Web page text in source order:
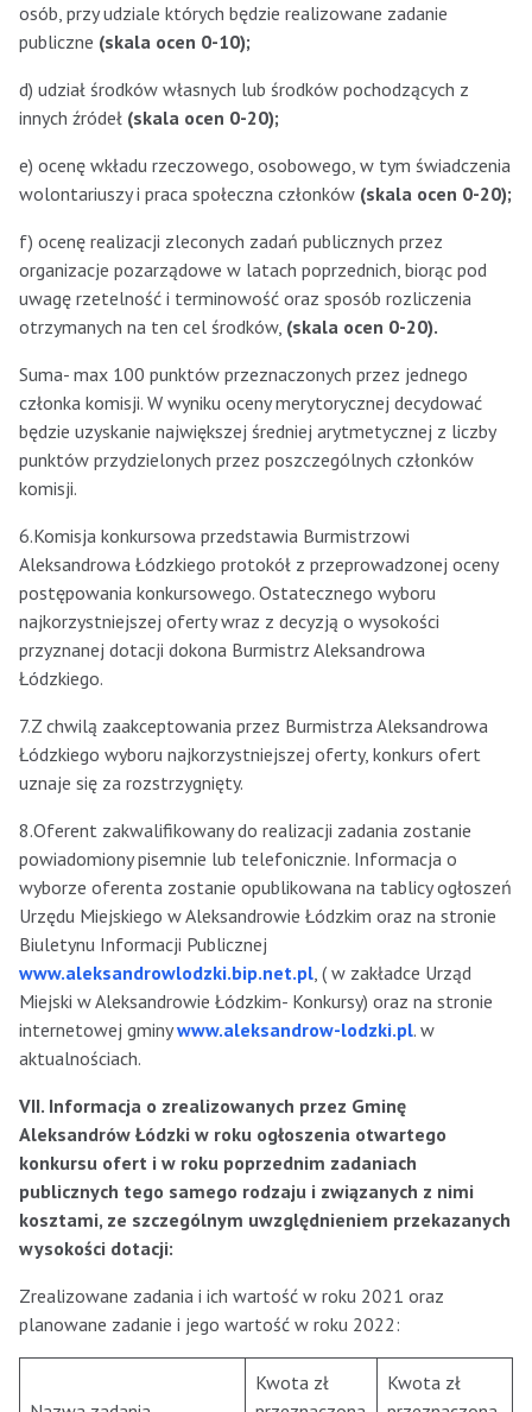
osób, przy udziale których będzie realizowane zadanie
publiczne (skala ocen 0-10);
d) udział środków własnych lub środków pochodzących z
innych źródeł (skala ocen 0-20);
e) ocenę wkładu rzeczowego, osobowego, w tym świadczenia
wolontariuszy i praca społeczna członków (skala ocen 0-20);
f) ocenę realizacji zleconych zadań publicznych przez
organizacje pozarządowe w latach poprzednich, biorąc pod
uwagę rzetelność i terminowość oraz sposób rozliczenia
otrzymanych na ten cel środków, (skala ocen 0-20).
Suma- max 100 punktów przeznaczonych przez jednego
członka komisji. W wyniku oceny merytorycznej decydować
będzie uzyskanie największej średniej arytmetycznej z liczby
punktów przydzielonych przez poszczególnych członków
komisji.
6.Komisja konkursowa przedstawia Burmistrzowi
Aleksandrowa Łódzkiego protokół z przeprowadzonej oceny
postępowania konkursowego. Ostatecznego wyboru
najkorzystniejszej oferty wraz z decyzją o wysokości
przyznanej dotacji dokona Burmistrz Aleksandrowa
Łódzkiego.
7.Z chwilą zaakceptowania przez Burmistrza Aleksandrowa
Łódzkiego wyboru najkorzystniejszej oferty, konkurs ofert
uznaje się za rozstrzygnięty.
8.Oferent zakwalifikowany do realizacji zadania zostanie
powiadomiony pisemnie lub telefonicznie. Informacja o
wyborze oferenta zostanie opublikowana na tablicy ogłoszeń
Urzędu Miejskiego w Aleksandrowie Łódzkim oraz na stronie
Biuletynu Informacji Publicznej
www.aleksandrowlodzki.bip.net.pl, ( w zakładce Urząd
Miejski w Aleksandrowie Łódzkim- Konkursy) oraz na stronie
internetowej gminywww.aleksandrow-lodzki.pl. w
aktualnościach.
VII. Informacja o zrealizowanych przez Gminę
Aleksandrów Łódzki w roku ogłoszenia otwartego
konkursu ofert i w roku poprzednim zadaniach
publicznych tego samego rodzaju i związanych z nimi
kosztami, ze szczególnym uwzględnieniem przekazanych
wysokości dotacji:
Zrealizowane zadania i ich wartość w roku 2021 oraz
planowane zadanie i jego wartość w roku 2022:
Kwota zł
Kwota zł